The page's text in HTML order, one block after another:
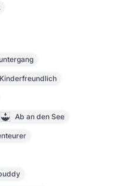
Kinderfreundlich
Ab an den See